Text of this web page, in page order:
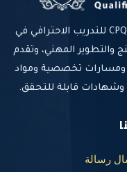
أكاديمية CPQ للتدريب الاحترافي في
والتطوير المهني، وتقدم
ومسارات تخصصية ومواد
وشهادات قابلة للتحقق.
رسالة